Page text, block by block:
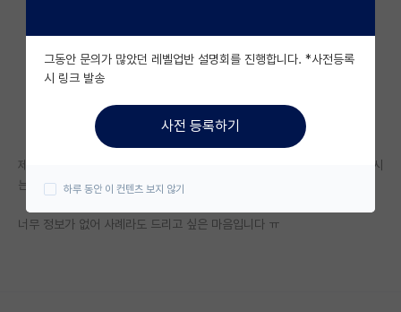
자유 게시판(아무개랩)
미국 유학 게시판
미국 대학원 합격 후기 게시판
대학원생 모집 게시판
연구실(PI) 홍보 게시판
제가 이번에 프로그래밍 기초 를 신청했는데 혹시 어떤식으로 나오는지 아시
는 분 있으신가요?
너무 정보가 없어 사례라도 드리고 싶은 마음입니다 ㅠ
그동안 문의가 많았던 레벨업반 설명회를 진행합니다. *사전등록
시 링크 발송
사전 등록하기
하루 동안 이 컨텐츠 보지 않기